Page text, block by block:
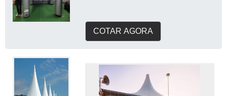
COTAR AGORA